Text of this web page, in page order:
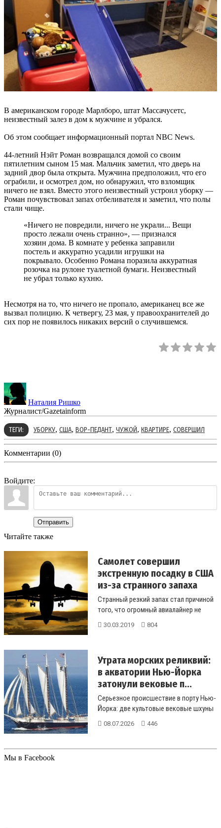
В американском городе Марлборо, штат Массачусетс,
неизвестный залез в дом к мужчине и убрался.
Об этом сообщает информационный портал NBC News.
44-летний Нэйт Роман возвращался домой со своим
пятилетним сыном 15 мая. Мальчик заметил, что дверь на
задний двор была открыта. Мужчина предположил, что его
ограбили, и осмотрел дом, но обнаружил, что взломщик
ничего не взял. Вместо этого неизвестный устроил уборку —
Роман почувствовал запах отбеливателя и заметил, что полы
стали чище.
«Ничего не повредили, ничего не украли... Вещи
просто лежали очень странно», — признался
хозяин дома. В комнате у ребенка заправили
постель и аккуратно усадили игрушки на
покрывало. Особенно Романа поразила аккуратная
розочка на рулоне туалетной бумаги. Неизвестный
не убрал только кухню.
Несмотря на то, что ничего не пропало, американец все же
вызвал полицию. К четвергу, 23 мая, у правоохранителей до
сих пор не появилось никаких версий о случившемся.
Наталия Ришко
Журналист/Gazetainform
ТЕГИ: УБОРКУ, США, ВОР-ПЕДАНТ, ЧУЖОЙ, КВАРТИРЕ, СОВЕРШИЛ
Комментарии (0)
Войдите:
Отправить
Читайте также
Самолет совершил
экстренную посадку в США
из-за странного запаха
Странный резкий запах стал причиной
того, что огромный авиалайнер не
долетел до места назначения...
30.03.2019 804
Утрата морских реликвий:
в акватории Нью-Йорка
затонули вековые п...
Серьезное происшествие в порту Нью-
Йорка: две культовые вековые шхуны
затонули у причалов Бруклина. ...
08.07.2026 446
Мы в Facebook